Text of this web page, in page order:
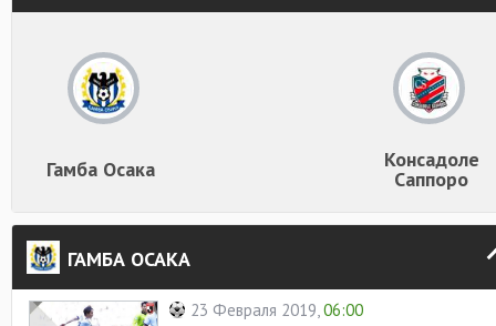
Гамба Осака Консадоле
Саппоро
ГАМБА ОСАКА
23 Февраля 2019,06:00